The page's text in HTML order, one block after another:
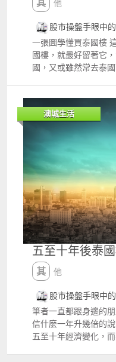
而附近的物業也早已
你入住後才發現你的
續住下去嗎 在香港，
涉及刑事或謀殺等嚴
宅」，而物業代理也
兇宅而買入了單位的
尋有關資料就比較困
份這些資料，但凡與
米之內的樓盤也不會
樓，應該會留意到，
多爛地與地盤等，經
樓盤等等，但有些時
目，其實有很多「猛
道，住在附近的人也
楚，若你買入這類單
然是自住，日後才由
不及 比如這個名叫
算是豪宅，質素也不
可以看到樓盤與
近，97年金融風暴令
成為爛尾的項目，但
不少泰國人及海外遊
險、路宿的人也大有
筆者的感覺很陰深 事
買家也早已不介意買
樓盤，筆者只是舉出
其他
股市操盤手眼中
一張圖學懂買泰國樓
國樓，就最好留著它
國，又或雖然常去泰
地點的樓盤，除非可
實很難找租客的。 買
的，而且要清楚知道
投資也是一個機率遊
要的便是選機率高的
自然希望賺錢，而且
入了單位，然後一直
是浪費了機會成本，
也有限。請記得，要
點」 有些人會說，只
租客，這肯定是錯的
較大差別，所以若是
圖中 1 這是傳統曼谷
的站名，Siam、Chit
包括最多紅燈區的
不會租你的單位，不
機會較多，租盤自然
外人士也希望接近較
自然也會在那裏找租
區，泰國交易所也已
班的人特別多，海外
澳城生活
五至十年後泰
其他
股市操盤手眼中
筆者一直都跟身邊的
信什麼一年升幾倍的
五至十年經濟變化，